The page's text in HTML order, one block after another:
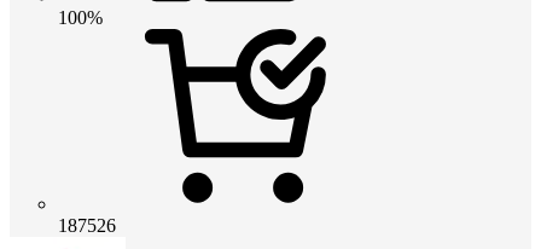
100%
187526